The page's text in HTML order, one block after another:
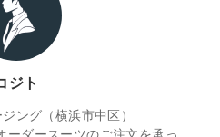
ジト
ング（横浜市中区）